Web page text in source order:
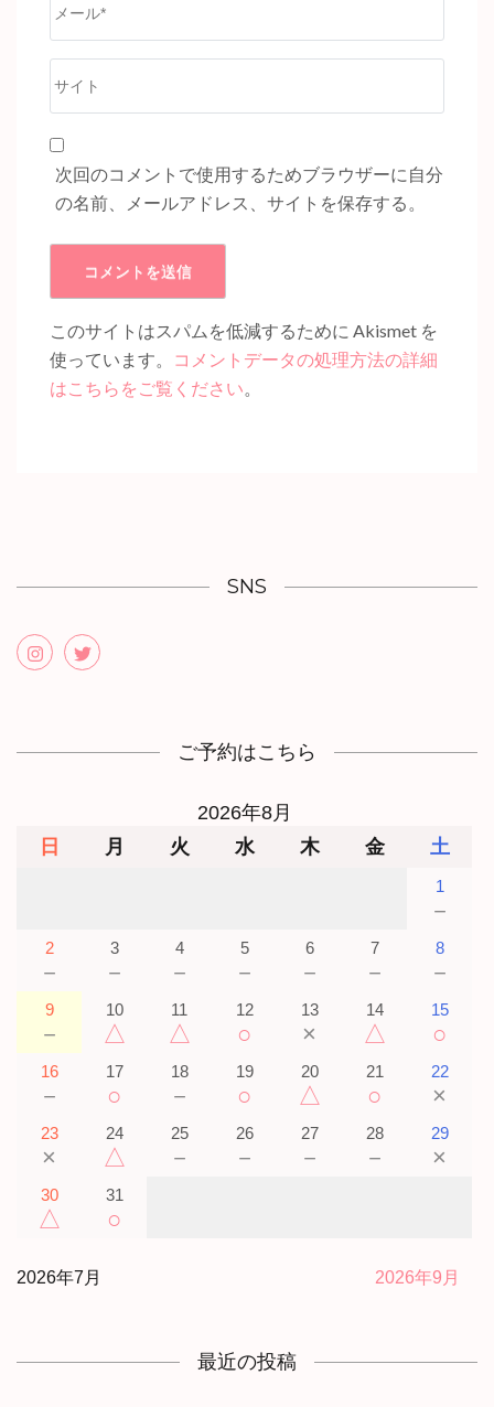
ー
ル
*
イ
次回のコメントで使用するためブラウザーに自分
の名前、メールアドレス、サイトを保存する。
このサイトはスパムを低減するために Akismet を
使っています。
コメントデータの処理方法の詳細
はこちらをご覧ください
SNS
ご予約はこちら
2026年8月
日 月 火 水 木 金 土
1
－
2
－
3
－
4
－
5
－
6
－
7
－
8
－
9
－
10
△
11
△
12
○
13
×
14
△
15
○
16
－
17
○
18
－
19
○
20
△
21
○
22
×
23
×
24
△
25
－
26
－
27
－
28
－
29
×
30
△
31
○
2026年7月 2026年9月
最近の投稿